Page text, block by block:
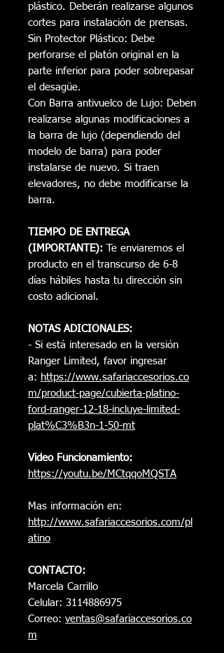
plástico. Deberán realizarse algunos
cortes para instalación de prensas.
Sin Protector Plástico: Debe
perforarse el platón original en la
parte inferior para poder sobrepasar
el desagüe.
Con Barra antivuelco de Lujo: Deben
realizarse algunas modificaciones a
la barra de lujo (dependiendo del
modelo de barra) para poder
instalarse de nuevo. Si traen
elevadores, no debe modificarse la
barra.
TIEMPO DE ENTREGA
(IMPORTANTE): Te enviaremos el
producto en el transcurso de 6-8
días hábiles hasta tu dirección sin
costo adicional.
NOTAS ADICIONALES:
- Si está interesado en la versión
Ranger Limited, favor ingresar
a: https://www.safariaccesorios.co
m/product-page/cubierta-platino-
ford-ranger-12-18-incluye-limited-
plat%C3%B3n-1-50-mt
Video Funcionamiento:
https://youtu.be/MCtqqoMQSTA
Mas información en:
http://www.safariaccesorios.com/pl
atino
CONTACTO:
Marcela Carrillo
Celular: 3114886975
Correo: ventas@safariaccesorios.co
m